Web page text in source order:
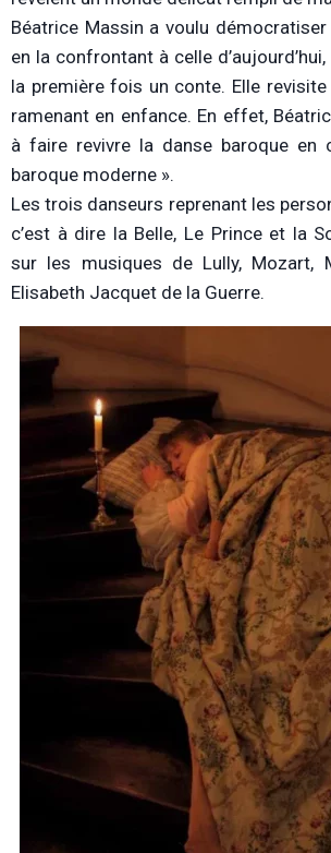
Béatrice Massin a voulu
en la confrontant à celle
la première fois un conte. Elle
ramenant en enfance. En effet,
à faire revivre la danse baroque en
baroque moderne ».
Les trois danseurs reprenant les
c’est à dire la Belle, Le Prince et la
sur les musiques de Lully, Mozart,
Elisabeth Jacquet de la Guerre.